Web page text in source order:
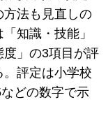
方法も見直しの
知識・技能」
度」の3項目が評
評定は小学校
どの数字で示